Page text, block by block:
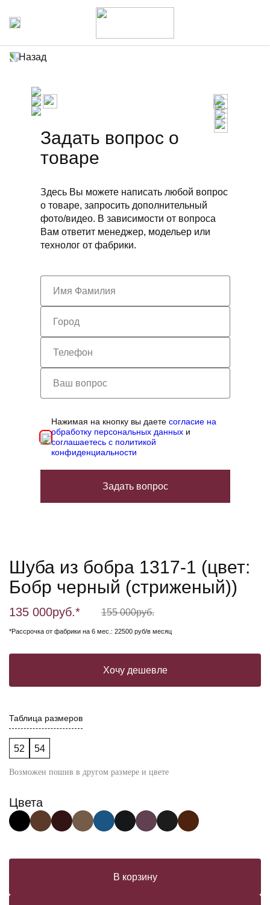
Назад
Задать вопрос о
товаре
Здесь Вы можете написать любой вопрос
о товаре, запросить дополнительный
фото/видео. В зависимости от вопроса
Вам ответит менеджер, модельер или
технолог от фабрики.
Нажимая на кнопку вы даетесогласие на
обработку персональных данных и
соглашаетесь с политикой
конфиденциальности
Задать вопрос
Шуба из бобра 1317-1 (цвет:
Бобр черный (стриженый))
135 000руб.* 155 000руб.
*Рассрочка от фабрики на 6 мес.: 22500 руб/в месяц
Хочу дешевле
Таблица размеров
52 54
Возможен пошив в другом размере и цвете
Цвета
В корзину